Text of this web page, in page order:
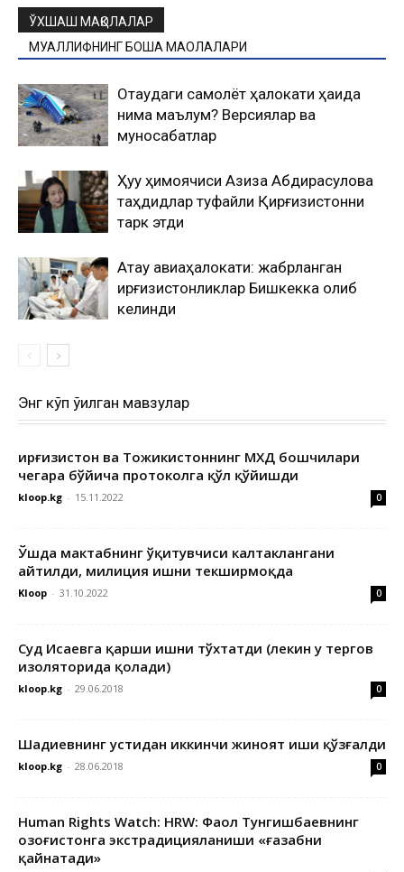
ЎХШАШ МАҚОЛАЛАР
МУАЛЛИФНИНГ БОШҚА МАҚОЛАЛАРИ
Оқтаудаги самолёт ҳалокати ҳақида
нима маълум? Версиялар ва
муносабатлар
Ҳуқуқ ҳимоячиси Азиза Абдирасулова
таҳдидлар туфайли Қирғизистонни
тарк этди
Ақтау авиаҳалокати: жабрланган
қирғизистонликлар Бишкекка олиб
келинди
Энг кўп ўқилган мавзулар
Қирғизистон ва Тожикистоннинг МХДҚ бошчилари
чегара бўйича протоколга қўл қўйишди
kloop.kg - 15.11.2022 0
Ўшда мактабнинг ўқитувчиси калтаклангани
айтилди, милиция ишни текширмоқда
Kloop - 31.10.2022 0
Суд Исаевга қарши ишни тўхтатди (лекин у тергов
изоляторида қолади)
kloop.kg - 29.06.2018 0
Шадиевнинг устидан иккинчи жиноят иши қўзғалди
kloop.kg - 28.06.2018 0
Human Rights Watch: HRW: Фаол Тунгишбаевнинг
Қозоғистонга экстрадицияланиши «ғазабни
қайнатади»